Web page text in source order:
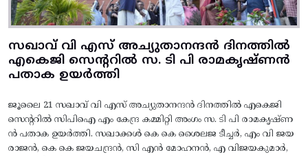
സഖാവ് വി എസ് അച്യുതാനന്ദൻ ദിനത്തിൽ
എകെജി സെന്ററിൽ സ. ടി പി രാമകൃഷ്‌ണൻ
പതാക ഉയർത്തി
ജൂലൈ 21 സഖാവ് വി എസ് അച്യുതാനന്ദൻ ദിനത്തിൽ എകെജി
സെന്ററിൽ സിപിഐ എം കേന്ദ്ര കമ്മിറ്റി അംഗം സ. ടി പി രാമകൃഷ്‌ണ
ൻ പതാക ഉയർത്തി. സഖാക്കൾ കെ കെ ശൈലജ ടീച്ചർ, എം വി ജയ
രാജൻ, കെ കെ ജയചന്ദ്രൻ, സി എൻ മോഹനൻ, എ വിജയകുമാർ,